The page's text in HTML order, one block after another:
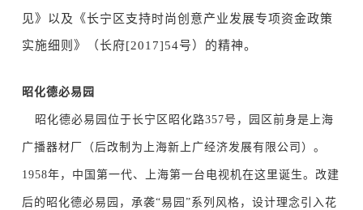
见》以及《长宁区支持时尚创意产业发展专项资金政策
实施细则》（长府[2017]54号） 的精神。
昭化德必易园
昭化德必易园位于长宁区昭化路357号，园区前身是上海
广播器材厂（后改制为上海新上广经济发展有限公司）。
1958年，中国第一代、上海第一台电视机在这里诞生。改建
后的昭化德必易园，承袭“易园”系列风格，设计理念引入花